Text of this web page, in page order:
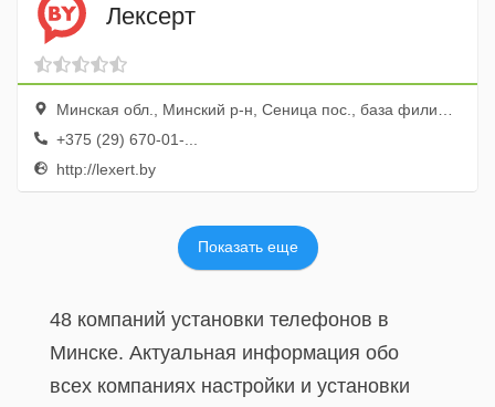
Лексерт
Минская обл., Минский р-н, Сеница пос., база филиала Минский РСУ, пом. 21
+375 (29) 670-01-...
http://lexert.by
Показать еще
48 компаний установки телефонов в
Минске. Актуальная информация обо
всех компаниях настройки и установки